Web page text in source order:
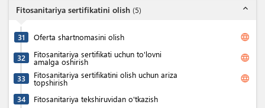
Fitosanitariya sertifikatini olish (5) expand_less
31 Oferta shartnomasini olish language
32 Fitosanitariya sertifikati uchun to'lovni
amalga oshirish language
33 Fitosanitariya sertifikatini olish uchun ariza
topshirish language
34 Fitosanitariya tekshiruvidan o'tkazish